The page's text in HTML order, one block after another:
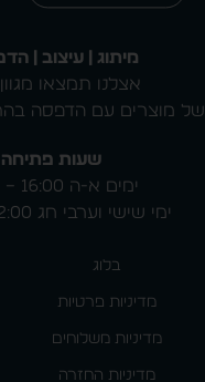
מיתוג | עיצוב |
אצלנו תמצאו
של מוצרים עם הדפסה
שעות פתיחה
ימים א-ה 16:00 – 8:00
ימי שישי וערבי חג 12:00 – 8:00
בלוג
מדיניות פרטיות
מדיניות משלוחים
מדיניות החזרה